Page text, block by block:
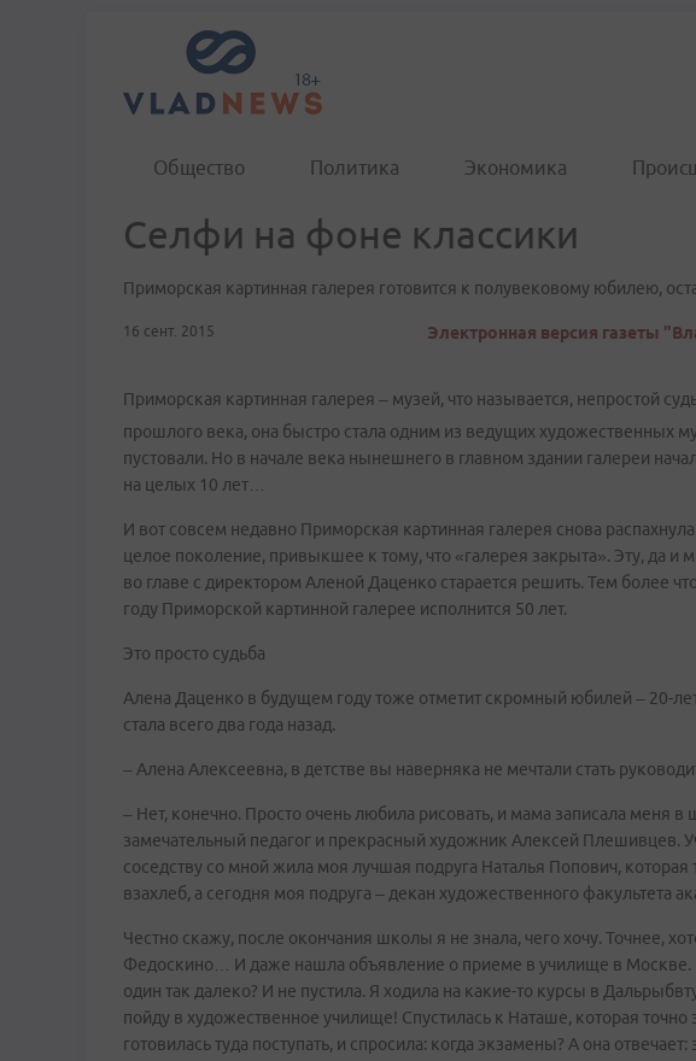
Общество Политика Экономика
Селфи на фоне классики
Приморская картинная галерея готовится к полувековому юбилею,
16 сент. 2015 Электронная версия газеты
Приморская картинная галерея – музей, что называется, непростой
прошлого века, она быстро стала одним из ведущих художественных
пустовали. Но в начале века нынешнего в главном здании галереи
на целых 10 лет…
И вот совсем недавно Приморская картинная галерея снова
целое поколение, привыкшее к тому, что «галерея закрыта». Эту, да и
во главе с директором Аленой Даценко старается решить. Тем более
году Приморской картинной галерее исполнится 50 лет.
Это просто судьба
Алена Даценко в будущем году тоже отметит скромный юбилей – 20-
стала всего два года назад.
– Алена Алексеевна, в детстве вы наверняка не мечтали стать
– Нет, конечно. Просто очень любила рисовать, и мама записала меня
замечательный педагог и прекрасный художник Алексей Плешивцев.
соседству со мной жила моя лучшая подруга Наталья Попович,
взахлеб, а сегодня моя подруга – декан художественного факультета
Честно скажу, после окончания школы я не знала, чего хочу. Точнее,
Федоскино… И даже нашла объявление о приеме в училище в Москве.
один так далеко? И не пустила. Я ходила на какие-то курсы в
пойду в художественное училище! Спустилась к Наташе, которая точно
готовилась туда поступать, и спросила: когда экзамены? А она отвечает: